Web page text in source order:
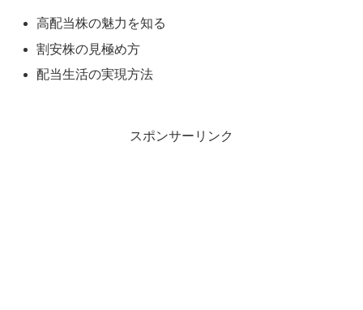
高配当株の魅力を知る
割安株の見極め方
配当生活の実現方法
スポンサーリンク